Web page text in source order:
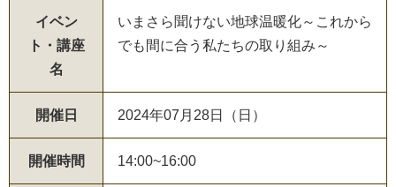
イベン
ト・講座
名
いまさら聞けない地球温暖化～これから
でも間に合う私たちの取り組み～
開催日 2024年07月28日（日）
開催時間 14:00~16:00